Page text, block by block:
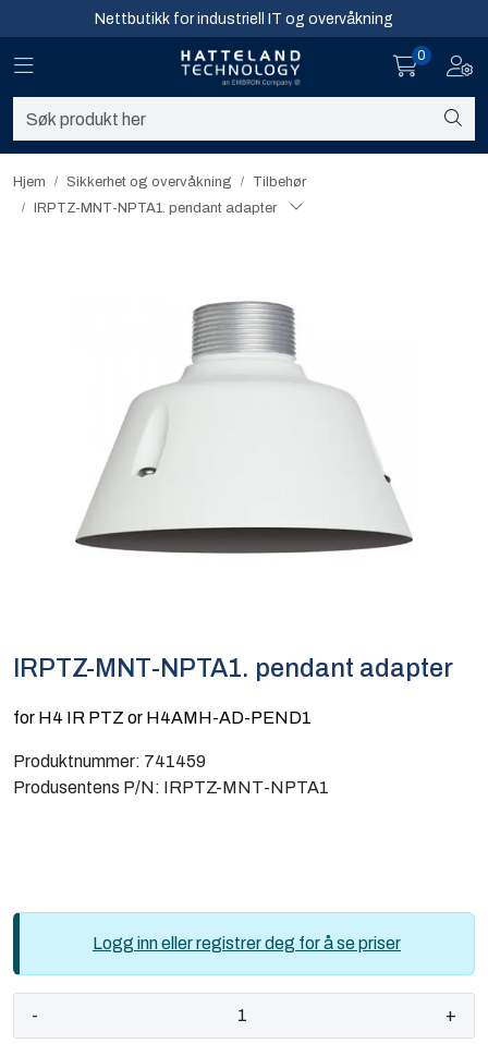
Skip to main contentNettbutikk for industriell IT og overvåkning
Toggle navigation
0
Hjem Sikkerhet og overvåkning
Tilbehør
IRPTZ-MNT-NPTA1. pendant adapter
IRPTZ-MNT-NPTA1. pendant adapter
for H4 IR PTZ or H4AMH-AD-PEND1
Produktnummer: 741459
Produsentens P/N: IRPTZ-MNT-NPTA1
Logg inn eller registrer deg for å se priser
- +
Nettverk
Computing
Sikkerhet og overvåkning
Computing